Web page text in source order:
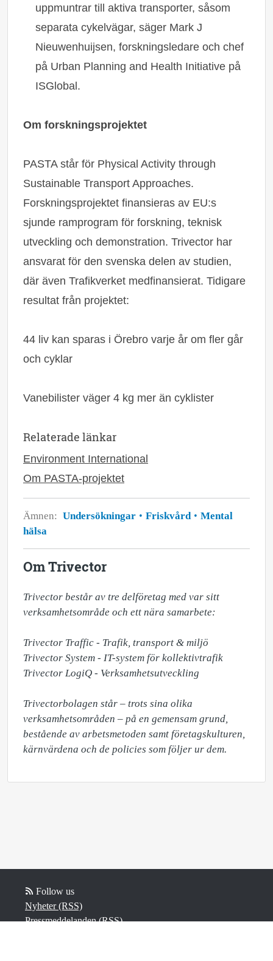
uppmuntrar till aktiva transporter, såsom
separata cykelvägar, säger Mark J
Nieuwenhuijsen, forskningsledare och chef
på Urban Planning and Health Initiative på
ISGlobal.
Om forskningsprojektet
PASTA står för Physical Activity through
Sustainable Transport Approaches.
Forskningsprojektet finansieras av EU:s
sjunde ramprogram för forskning, teknisk
utveckling och demonstration. Trivector har
ansvarat för den svenska delen av studien,
där även Trafikverket medfinansierat. Tidigare
resultat från projektet:
44 liv kan sparas i Örebro varje år om fler går
och cyklar
Vanebilister väger 4 kg mer än cyklister
Relaterade länkar
Environment International
Om PASTA-projektet
Ämnen: Undersökningar Friskvård
Mental
hälsa
Om Trivector
Trivector består av tre delföretag med var sitt
verksamhetsområde och ett nära samarbete:
Trivector Traffic - Trafik, transport & miljö
Trivector System - IT-system för kollektivtrafik
Trivector LogiQ - Verksamhetsutveckling
Trivectorbolagen står – trots sina olika
verksamhetsområden – på en gemensam grund,
bestående av arbetsmetoden samt företagskulturen,
kärnvärdena och de policies som följer ur dem.
Follow us
Nyheter (RSS)
Pressmeddelanden (RSS)